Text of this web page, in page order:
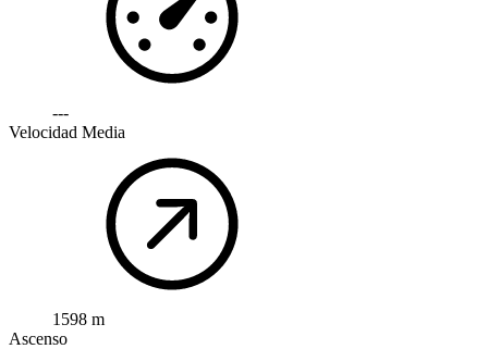
---
Velocidad Media
1598 m
Ascenso